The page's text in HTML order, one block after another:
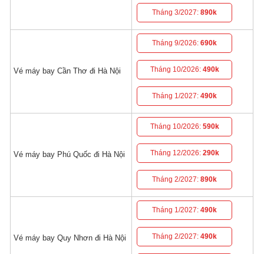
Tháng 3/2027:890k
Vé máy bay Cần Thơ đi Hà Nội
Tháng 9/2026:690k
Tháng 10/2026: 490k
Tháng 1/2027:490k
Vé máy bay Phú Quốc đi Hà Nội
Tháng 10/2026: 590k
Tháng 12/2026: 290k
Tháng 2/2027:890k
Vé máy bay Quy Nhơn đi Hà Nội
Tháng 1/2027:490k
Tháng 2/2027:490k